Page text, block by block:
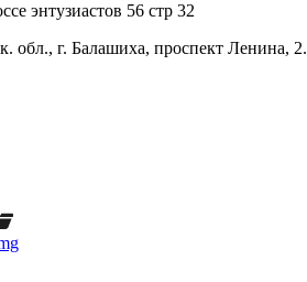
энтузиастов 56 стр 32
обл., г. Балашиха, проспект Ленина, 2.